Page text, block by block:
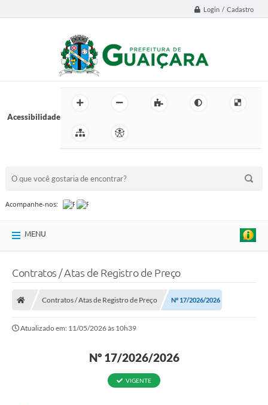
Login / Cadastro
Acessibilidade
Acompanhe-nos:
MENU
Contratos / Atas de Registro de Preço
Contratos / Atas de Registro de Preço Nº 17/2026/2026
Atualizado em: 11/05/2026 às 10h39
Nº 17/2026/2026
VIGENTE